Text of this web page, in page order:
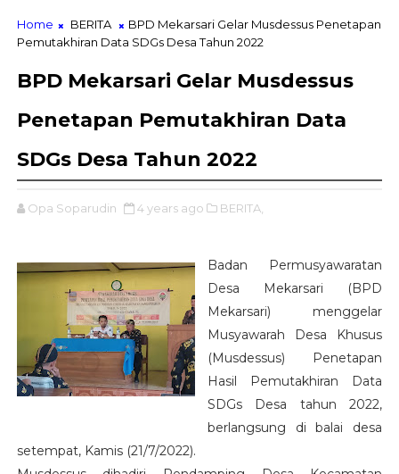
Home BERITA
BPD Mekarsari Gelar Musdessus Penetapan
Pemutakhiran Data SDGs Desa Tahun 2022
BPD Mekarsari Gelar Musdessus
Penetapan Pemutakhiran Data
SDGs Desa Tahun 2022
Opa Soparudin 4 years ago BERITA,
Badan Permusyawaratan
Desa Mekarsari (BPD
Mekarsari) menggelar
Musyawarah Desa Khusus
(Musdessus) Penetapan
Hasil Pemutakhiran Data
SDGs Desa tahun 2022,
berlangsung di balai desa
setempat, Kamis (21/7/2022).